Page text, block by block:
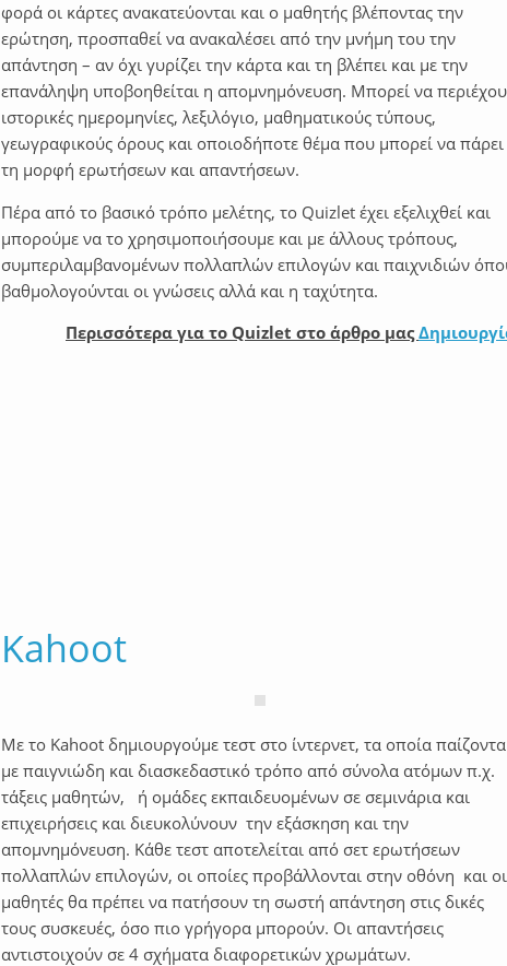
φορά οι κάρτες ανακατεύονται και ο μαθητής βλέποντας την
ερώτηση, προσπαθεί να ανακαλέσει από την μνήμη του την
απάντηση – αν όχι γυρίζει την κάρτα και τη βλέπει και με την
επανάληψη υποβοηθείται η απομνημόνευση. Μπορεί να
ιστορικές ημερομηνίες, λεξιλόγιο, μαθηματικούς τύπους,
γεωγραφικούς όρους και οποιοδήποτε θέμα που μπορεί να πάρει
τη μορφή ερωτήσεων και απαντήσεων.
Πέρα από το βασικό τρόπο μελέτης, το Quizlet έχει εξελιχθεί και
μπορούμε να το χρησιμοποιήσουμε και με άλλους τρόπους,
συμπεριλαμβανομένων πολλαπλών επιλογών και παιχνιδιών
βαθμολογούνται οι γνώσεις αλλά και η ταχύτητα.
Περισσότερα για το Quizlet στο άρθρο μας
Kahoot
Με το Kahoot δημιουργούμε τεστ στο ίντερνετ, τα οποία
με παιγνιώδη και διασκεδαστικό τρόπο από σύνολα ατόμων π.χ.
τάξεις μαθητών, ή ομάδες εκπαιδευομένων σε σεμινάρια και
επιχειρήσεις και διευκολύνουν την εξάσκηση και την
απομνημόνευση. Κάθε τεστ αποτελείται από σετ ερωτήσεων
πολλαπλών επιλογών, οι οποίες προβάλλονται στην οθόνη και οι
μαθητές θα πρέπει να πατήσουν τη σωστή απάντηση στις δικές
τους συσκευές, όσο πιο γρήγορα μπορούν. Οι απαντήσεις
αντιστοιχούν σε 4 σχήματα διαφορετικών χρωμάτων.